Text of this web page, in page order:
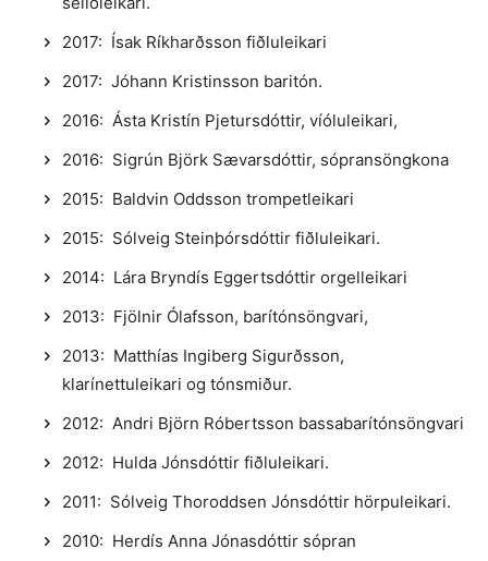
2017: Ísak Ríkharðsson fiðluleikari
2017: Jóhann Kristinsson baritón.
2016: Ásta Kristín Pjetursdóttir, víóluleikari,
2016: Sigrún Björk Sævarsdóttir, sópransöngkona
2015: Baldvin Oddsson trompetleikari
2015: Sólveig Steinþórsdóttir fiðluleikari.
2014: Lára Bryndís Eggertsdóttir orgelleikari
2013: Fjölnir Ólafsson, barítónsöngvari,
2013: Matthías Ingiberg Sigurðsson,
klarínettuleikari og tónsmiður.
2012: Andri Björn Róbertsson bassabarítónsöngvari
2012: Hulda Jónsdóttir fiðluleikari.
2011: Sólveig Thoroddsen Jónsdóttir hörpuleikari.
2010: Herdís Anna Jónasdóttir sópran